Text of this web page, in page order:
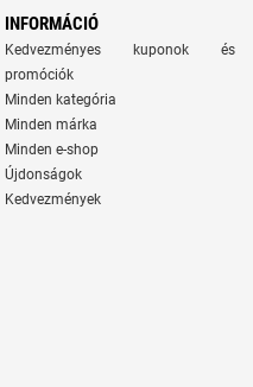
INFORMÁCIÓ
Kedvezményes kuponok és
promóciók
Minden kategória
Minden márka
Minden e-shop
Újdonságok
Kedvezmények